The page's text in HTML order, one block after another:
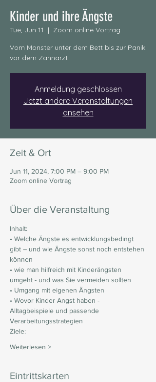
Kinder und ihre Ängste
Tue, Jun 11
  |
Zoom online Vortrag
Vom Monster unter dem Bett bis zur Panik
vor dem Zahnarzt
Anmeldung geschlossen
Jetzt andere Veranstaltungen
ansehen
Zeit & Ort
Jun 11, 2024, 7:00 PM – 9:00 PM
Zoom online Vortrag
Über die Veranstaltung
Inhalt:
• Welche Ängste es entwicklungsbedingt
gibt – und wie Ängste sonst noch entstehen
können
• wie man hilfreich mit Kinderängsten
umgeht - und was Sie vermeiden sollten
• Umgang mit eigenen Ängsten
• Wovor Kinder Angst haben -
Alltagbeispiele und passende
Verarbeitungsstrategien
Ziele:
Weiterlesen >
Eintrittskarten